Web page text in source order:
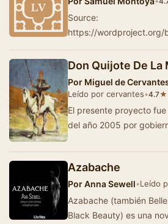
Source:
https://wordproject.org/
Antigua 1909'' narrated
Don Quijote De La
Por Miguel de
Leído por cervantes•4.7★
El presente proyecto
del año 2005 por
Azabache
PorAnna Sewell•Leído
Azabache (también
Black Beauty) es una